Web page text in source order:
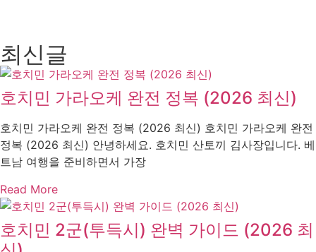
최신글
호치민 가라오케 완전 정복 (2026 최신)
호치민 가라오케 완전 정복 (2026 최신) 호치민 가라오케 완전
정복 (2026 최신) 안녕하세요. 호치민 산토끼 김사장입니다. 베
트남 여행을 준비하면서 가장
Read More
호치민 2군(투득시) 완벽 가이드 (2026 최